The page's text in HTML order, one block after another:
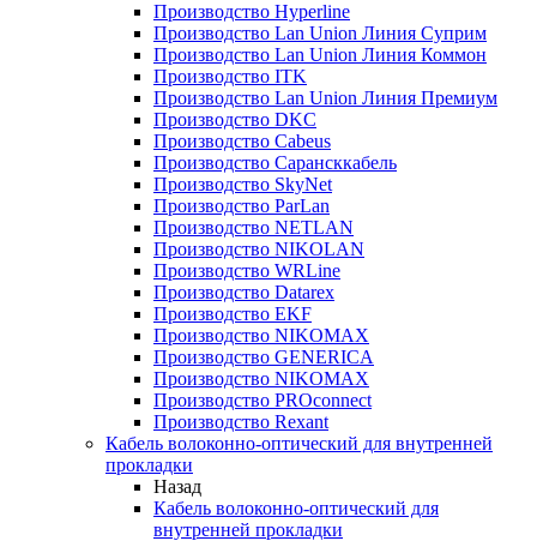
Производство Hyperline
Производство Lan Union Линия Суприм
Производство Lan Union Линия Коммон
Производство ITK
Производство Lan Union Линия Премиум
Производство DKC
Производство Cabeus
Производство Сарансккабель
Производство SkyNet
Производство ParLan
Производство NETLAN
Производство NIKOLAN
Производство WRLine
Производство Datarex
Производство EKF
Производство NIKOMAX
Производство GENERICA
Производство NIKOMAX
Производство PROconnect
Производство Rexant
Кабель волоконно-оптический для внутренней
прокладки
Назад
Кабель волоконно-оптический для
внутренней прокладки